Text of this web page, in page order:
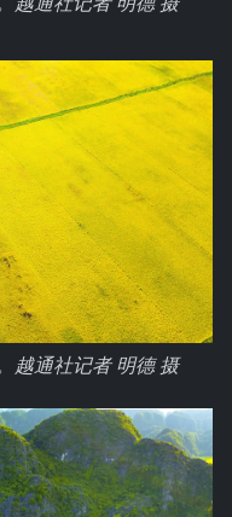
越通社记者 明德 摄